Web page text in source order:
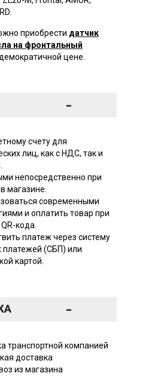
приобрести датчик
на фронтальный
цене.
-
счету для
лиц, как с НДС, так и
непосредственно при
магазине.
современными
и оплатить товар при
кода.
платеж через систему
платежей (СБП) или
картой.
-
транспортной компанией
доставка
из магазина